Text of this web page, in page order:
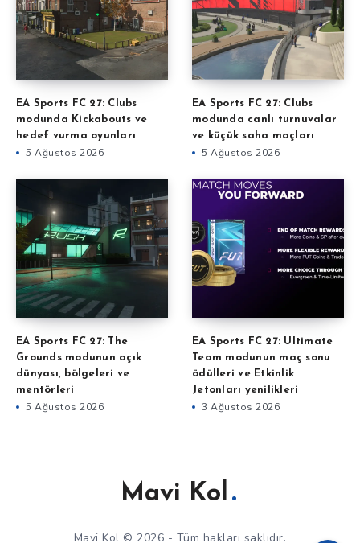
EA Sports FC 27: Clubs
modunda Kickabouts ve
hedef vurma oyunları
5 Ağustos 2026
EA Sports FC 27: Clubs
modunda canlı turnuvalar
ve küçük saha maçları
5 Ağustos 2026
EA Sports FC 27: The
Grounds modunun açık
dünyası, bölgeleri ve
mentörleri
5 Ağustos 2026
EA Sports FC 27: Ultimate
Team modunun maç sonu
ödülleri ve Etkinlik
Jetonları yenilikleri
3 Ağustos 2026
Mavi Kol
Mavi Kol © 2026 - Tüm hakları saklıdır.